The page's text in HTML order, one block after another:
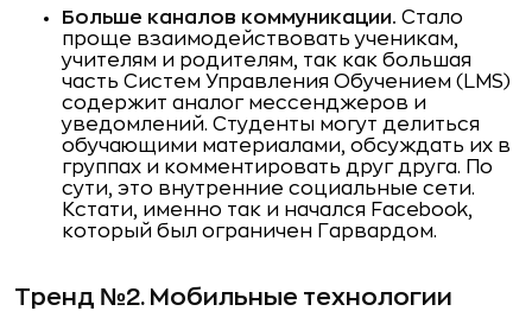
Больше каналов коммуникации. Стало
проще взаимодействовать ученикам,
учителям и родителям, так как большая
часть Систем Управления Обучением (LMS)
содержит аналог мессенджеров и
уведомлений. Студенты могут делиться
обучающими материалами, обсуждать их в
группах и комментировать друг друга. По
сути, это внутренние социальные сети.
Кстати, именно так и начался Facebook,
который был ограничен Гарвардом.
Тренд №2. Мобильные технологии